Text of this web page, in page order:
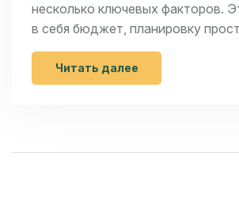
несколько ключевых факторов.
в себя бюджет, планировку
личные предпочтения и
статье будут рассмотрены
и рейтинг лучшей техники для
Читать далее